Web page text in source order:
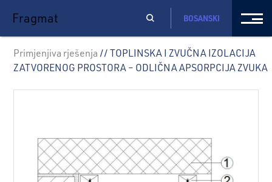
Fragmat BOSANSKI
Primjenjiva rješenja // TOPLINSKA I ZVUČNA IZOLACIJA
ZATVORENOG PROSTORA – ODLIČNA APSORPCIJA ZVUKA